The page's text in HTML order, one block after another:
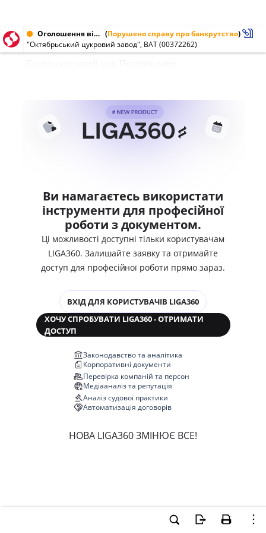
Оголошення від 17.12.2003 № 00372262 (Порушено справу про банкрутство)
"Октябрьський цукровий завод", ВАТ (00372262)
Ви намагаєтесь використати
інструменти для професійної
роботи з документом.
Ці можливості доступні тільки користувачам
LIGA360. Залишайте заявку та отримайте
доступ для професійної роботи прямо зараз.
ВХІД ДЛЯ КОРИСТУВАЧІВ LIGA360
ХОЧУ СПРОБУВАТИ LIGA360 - ОТРИМАТИ
ДОСТУП
Законодавство та аналітика
Корпоративні документи
Перевірка компаній та персон
Медіааналіз та репутація
Аналіз судової практики
Автоматизація договорів
НОВА LIGA360 ЗМІНЮЄ ВСЕ!